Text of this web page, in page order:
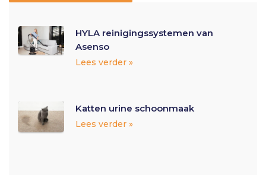
HYLA reinigingssystemen van
Asenso
Lees verder »
Katten urine schoonmaak
Lees verder »